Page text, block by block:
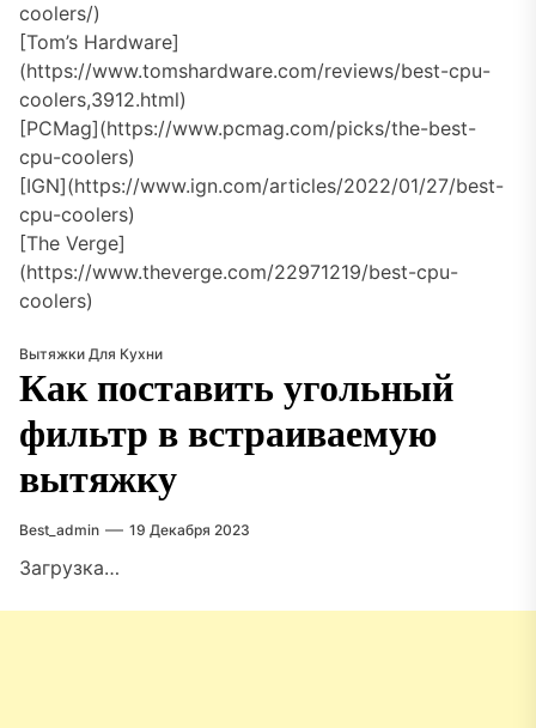
coolers/)
[Tom’s Hardware]
(https://www.tomshardware.com/reviews/best-cpu-
coolers,3912.html)
[PCMag](https://www.pcmag.com/picks/the-best-
cpu-coolers)
[IGN](https://www.ign.com/articles/2022/01/27/best-
cpu-coolers)
[The Verge]
(https://www.theverge.com/22971219/best-cpu-
coolers)
Вытяжки Для Кухни
Как поставить угольный
фильтр в встраиваемую
вытяжку
Best_admin 19 Декабря 2023
Загрузка…